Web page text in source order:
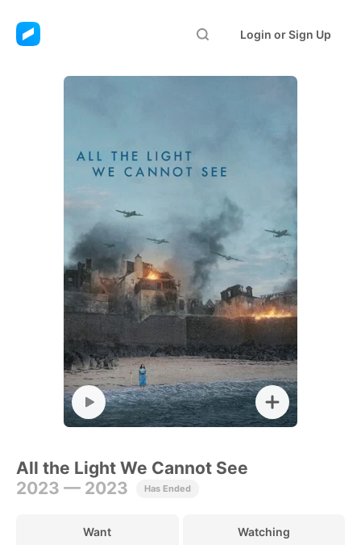
Login or Sign Up
All the Light We Cannot See
2023 — 2023
Has Ended
Want Watching